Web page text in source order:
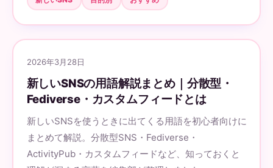
2026年3月28日
新しいSNSの用語解説まとめ｜分散型・
Fediverse・カスタムフィードとは
新しいSNSを使うときに出てくる用語を初心者向けに
まとめて解説。分散型SNS・Fediverse・
ActivityPub・カスタムフィードなど、知っておくと